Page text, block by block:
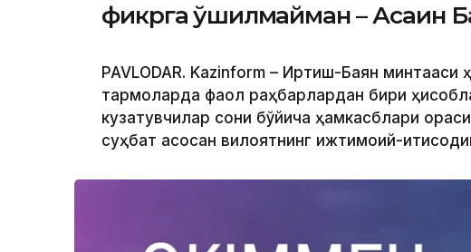
фикрга қўшилмайман – Асаин
PAVLODAR. Kazinform – Иртиш-Баян
тармоқларда фаол раҳбарлардан бири
кузатувчилар сони бўйича ҳамкасблари
суҳбат асосан вилоятнинг ижтимоий-